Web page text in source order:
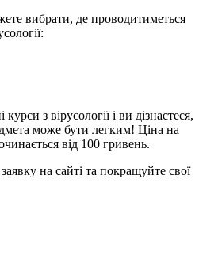
вибрати, де проводитиметься
з вірусології і ви дізнаєтеся,
може бути легким! Ціна на
від 100 гривень.
на сайті та покращуйте свої